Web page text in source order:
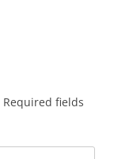
Required fields